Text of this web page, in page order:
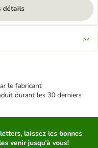
détails
le fabricant
durant les 30 derniers
laissez les bonnes
venir jusqu'à vous!